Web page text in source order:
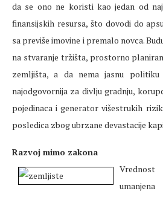
da se ono ne koristi kao jedan od
finansijskih resursa, što dovodi do
sa previše imovine i premalo novca.
na stvaranje tržišta, prostorno
zemljišta, a da nema jasnu
najodgovornija za divlju gradnju,
pojedinaca i generator višestrukih
posledica zbog ubrzane devastacije
Razvoj mimo zakona